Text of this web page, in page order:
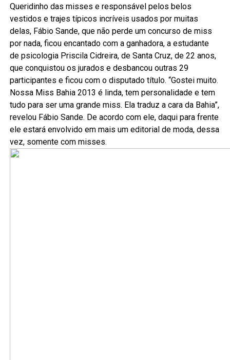
Queridinho das misses e responsável pelos belos
vestidos e trajes típicos incríveis usados por muitas
delas, Fábio Sande, que não perde um concurso de miss
por nada, ficou encantado com a ganhadora, a estudante
de psicologia Priscila Cidreira, de Santa Cruz, de 22 anos,
que conquistou os jurados e desbancou outras 29
participantes e ficou com o disputado título. “Gostei muito.
Nossa Miss Bahia 2013 é linda, tem personalidade e tem
tudo para ser uma grande miss. Ela traduz a cara da Bahia”,
revelou Fábio Sande. De acordo com ele, daqui para frente
ele estará envolvido em mais um editorial de moda, dessa
vez, somente com misses.